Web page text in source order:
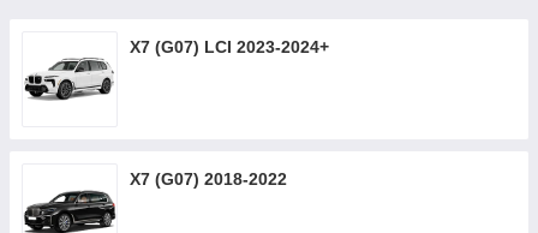
X7 (G07) LCI 2023-2024+
X7 (G07) 2018-2022